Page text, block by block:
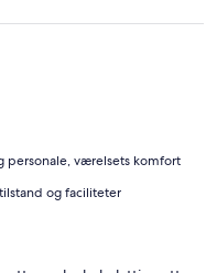
personale, værelsets komfort
og faciliteter